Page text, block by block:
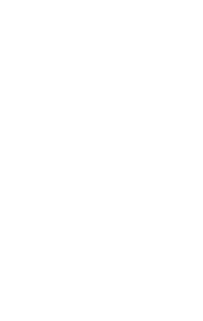
:
EN ÎLE-
LÀ OÙ ANNE